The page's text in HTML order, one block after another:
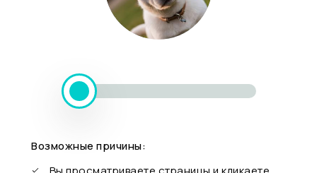
Возможные причины: